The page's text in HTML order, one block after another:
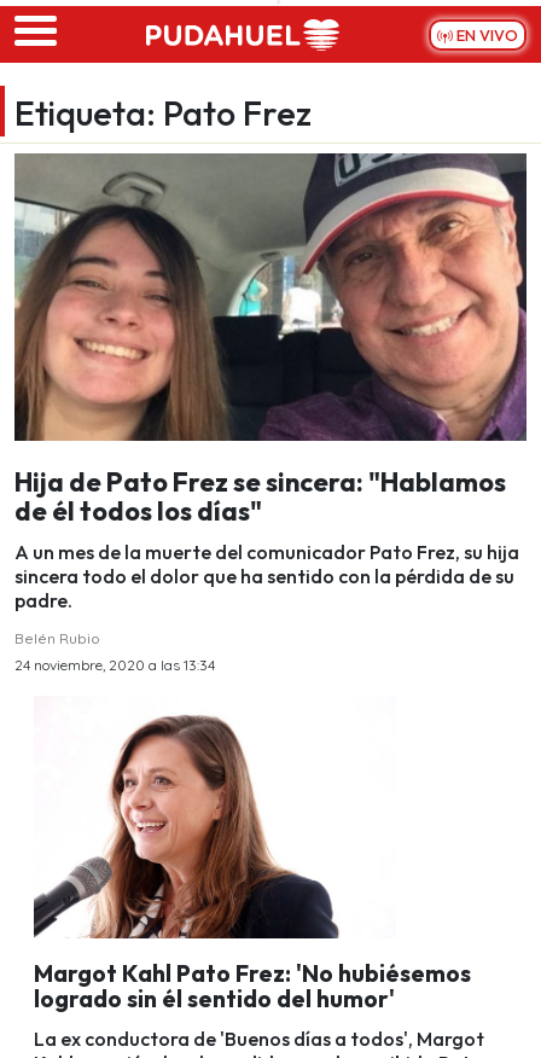
Skip to main content
EN VIVO
Etiqueta: Pato Frez
Hija de Pato Frez se sincera: "Hablamos
de él todos los días"
A un mes de la muerte del comunicador Pato Frez, su hija
sincera todo el dolor que ha sentido con la pérdida de su
padre.
Belén Rubio
24 noviembre, 2020 a las 13:34
Margot Kahl Pato Frez: 'No hubiésemos
logrado sin él sentido del humor'
La ex conductora de 'Buenos días a todos', Margot